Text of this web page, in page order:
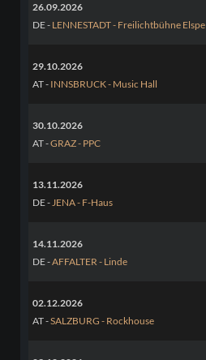
26.09.2026
DE - LENNESTADT - Freilichtbühne Elspe
29.10.2026
AT - INNSBRUCK - Music Hall
30.10.2026
AT -GRAZ - PPC
13.11.2026
DE -JENA - F-Haus
14.11.2026
DE -AFFALTER - Linde
02.12.2026
AT -SALZBURG - Rockhouse